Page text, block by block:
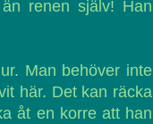
renen själv! Han
Man behöver inte
här. Det kan räcka
åt en korre att han